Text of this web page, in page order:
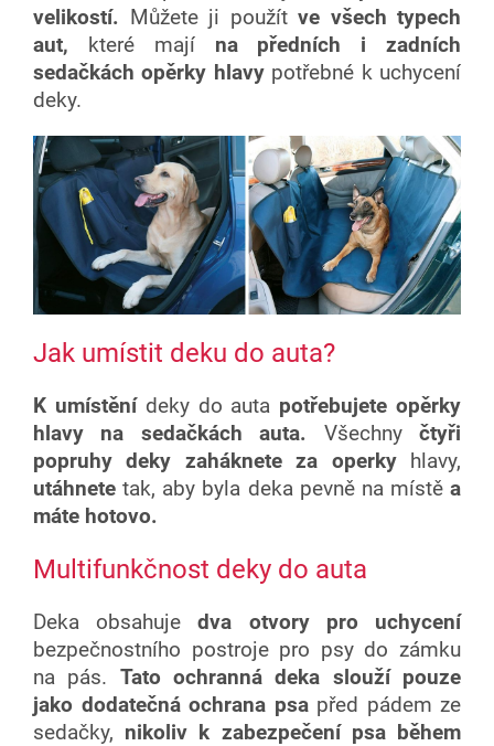
velikostí. Můžete ji použít ve všech typech
aut, které mají na předních i zadních
sedačkách opěrky hlavypotřebné k uchycení
deky.
Jak umístit deku do auta?
K umístěnídeky do auta potřebujete opěrky
hlavy na sedačkách auta. Všechnyčtyři
popruhy deky zaháknete za operkyhlavy,
utáhnete tak, aby byla deka pevně na místě a
máte hotovo.
Multifunkčnost deky do auta
Deka obsahujedva otvory pro uchycení
bezpečnostního postroje pro psy do zámku
na pás. Tato ochranná deka slouží pouze
jako dodatečná ochrana psapřed pádem ze
sedačky, nikoliv k zabezpečení psa během